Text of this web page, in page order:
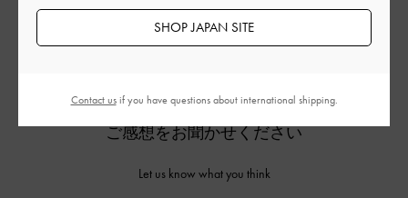
カスタマーレビュー
ご感想をお聞かせください
Let us know what you think
SHOP JAPAN SITE
Contact usif you have questions about international shipping.